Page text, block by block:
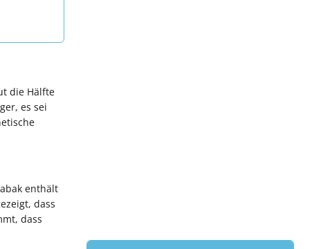
die Hälfte
es sei
enthält
dass
dass